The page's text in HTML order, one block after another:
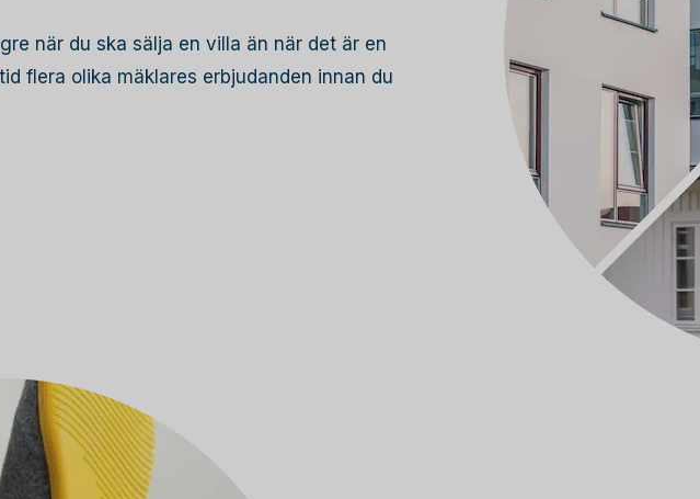
när du ska sälja en villa än när det är en
flera olika mäklares erbjudanden innan du